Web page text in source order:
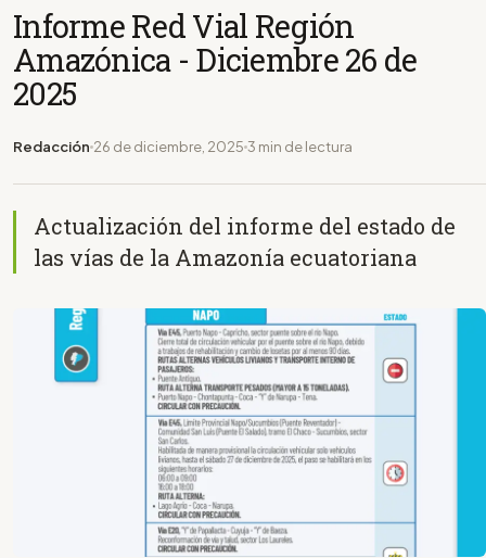
Informe Red Vial Región
Amazónica - Diciembre 26 de
2025
Redacción 26 de diciembre, 2025 3 min de lectura
Actualización del informe del estado de
las vías de la Amazonía ecuatoriana